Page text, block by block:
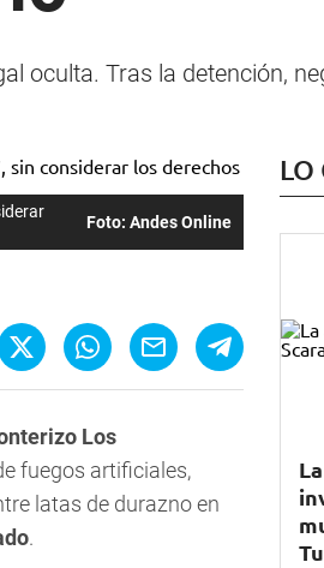
oculta. Tras la detención,
Foto: Andes Online
Los
fuegos artificiales,
latas de durazno en
.
LO